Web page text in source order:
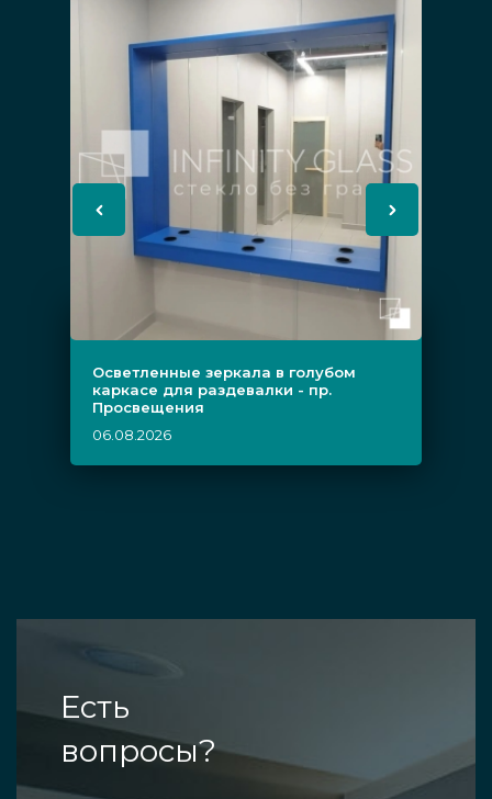
Осветленные зеркала в голубом
каркасе для раздевалки - пр.
Просвещения
06.08.2026
Есть
вопросы?